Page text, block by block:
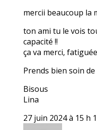
mercii beaucoup la
ton ami tu le vois
capacité !!
ça va merci,
Prends bien soin
Bisous
Lina
27 juin 2024 à 15 h